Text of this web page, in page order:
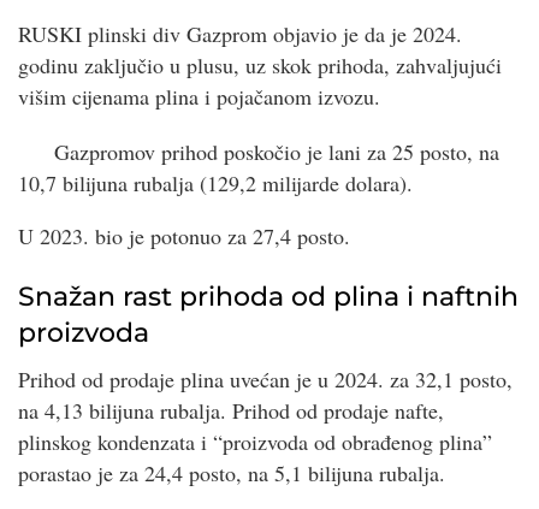
RUSKI plinski div Gazprom objavio je da je 2024.
godinu zaključio u plusu, uz skok prihoda, zahvaljujući
višim cijenama plina i pojačanom izvozu.
Gazpromov prihod poskočio je lani za 25 posto, na
10,7 bilijuna rubalja (129,2 milijarde dolara).
U 2023. bio je potonuo za 27,4 posto.
Snažan rast prihoda od plina i naftnih
proizvoda
Prihod od prodaje plina uvećan je u 2024. za 32,1 posto,
na 4,13 bilijuna rubalja. Prihod od prodaje nafte,
plinskog kondenzata i “proizvoda od obrađenog plina”
porastao je za 24,4 posto, na 5,1 bilijuna rubalja.